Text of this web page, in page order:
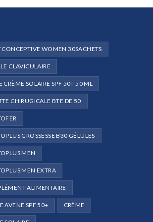
CONCEPTIVE WOMEN 30SACHETS
CLAVICULAIRE
CRÈME SOLAIRE SPF 50+ 50 ML
CHIRUGICALE BTE DE 50
GROSSESSE B30 GÉLULES
MEN
MEN EXTRA
ALIMENTAIRE
AVENE SPF 50+ CRÈME